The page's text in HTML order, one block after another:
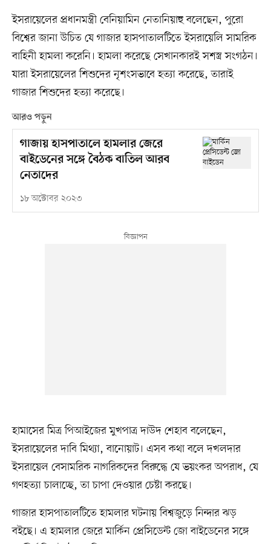
ইসরায়েলের প্রধানমন্ত্রী বেনিয়ামিন নেতানিয়াহু বলেছেন, পুরো
বিশ্বের জানা উচিত যে গাজার হাসপাতালটিতে ইসরায়েলি সামরিক
বাহিনী হামলা করেনি। হামলা করেছে সেখানকারই সশস্ত্র সংগঠন।
যারা ইসরায়েলের শিশুদের নৃশংসভাবে হত্যা করেছে, তারাই
গাজার শিশুদের হত্যা করেছে।
আরও পড়ুন
গাজায় হাসপাতালে হামলার জেরে
বাইডেনের সঙ্গে বৈঠক বাতিল আরব
নেতাদের
১৮ অক্টোবর ২০২৩
হামাসের মিত্র পিআইজের মুখপাত্র দাউদ শেহাব বলেছেন,
ইসরায়েলের দাবি মিথ্যা, বানোয়াট। এসব কথা বলে দখলদার
ইসরায়েল বেসামরিক নাগরিকদের বিরুদ্ধে যে ভয়ংকর অপরাধ, যে
গণহত্যা চালাচ্ছে, তা চাপা দেওয়ার চেষ্টা করছে।
গাজার হাসপাতালটিতে হামলার ঘটনায় বিশ্বজুড়ে নিন্দার ঝড়
বইছে। এ হামলার জেরে মার্কিন প্রেসিডেন্ট জো বাইডেনের সঙ্গে